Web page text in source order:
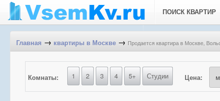
ПОИСК КВАРТИР
Главная → квартиры в Москве → Продается квартира в Москве,
Комнаты: 1 2 3 4 5+ Студии Цена: